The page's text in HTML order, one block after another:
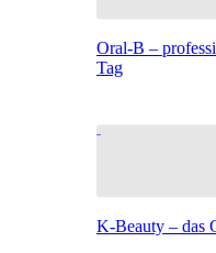
Oral-B –
Tag
K-Beauty – das